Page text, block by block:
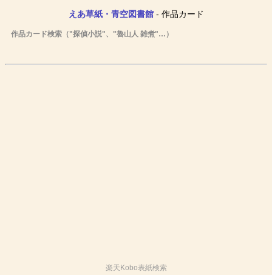
えあ草紙・青空図書館- 作品カード
作品カード検索（"探偵小説"、"魯山人 雑煮"…）
楽天Kobo表紙検索